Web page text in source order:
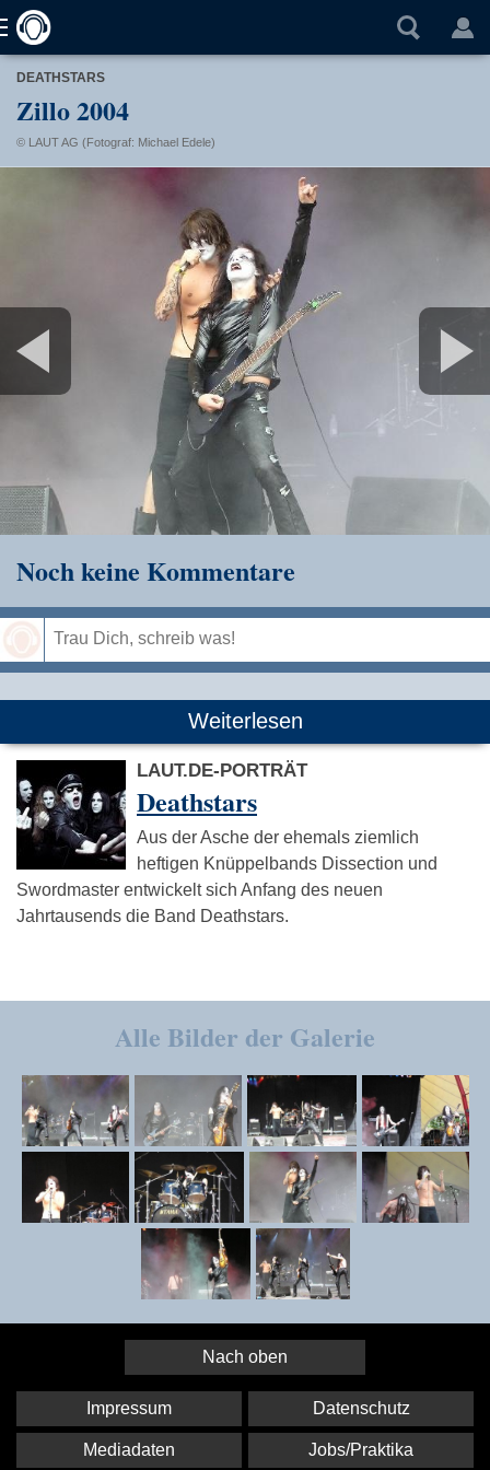
DEATHSTARS
Zillo 2004
© LAUT AG (Fotograf: Michael Edele)
Noch keine Kommentare
Weiterlesen
LAUT.DE-PORTRÄT
Deathstars
Aus der Asche der ehemals ziemlich
heftigen Knüppelbands Dissection und
Swordmaster entwickelt sich Anfang des neuen
Jahrtausends die Band Deathstars.
Alle Bilder der Galerie
Nach oben
Impressum Datenschutz
Mediadaten Jobs/Praktika